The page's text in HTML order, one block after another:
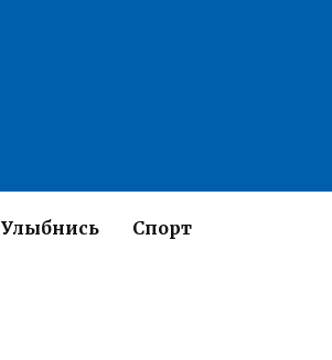
Улыбнись Спорт